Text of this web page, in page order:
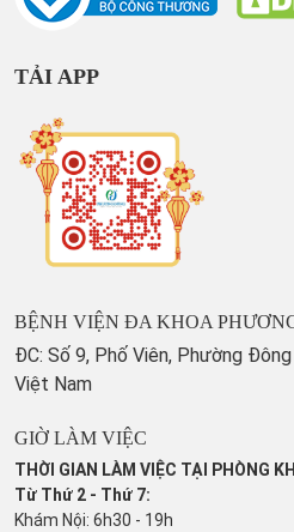
TẢI APP
BỆNH VIỆN ĐA KHOA
ĐC: Số 9, Phố Viên, Phường
Việt Nam
GIỜ LÀM VIỆC
THỜI GIAN LÀM VIỆC TẠI PHÒNG
Từ Thứ 2 - Thứ 7:
Khám Nội: 6h30 - 19h